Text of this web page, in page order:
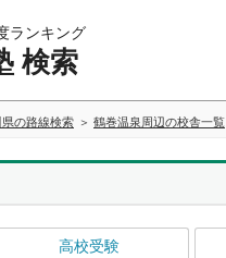
ランキング
検索
の路線検索 鶴巻温泉周辺の校舎一覧
高校受験